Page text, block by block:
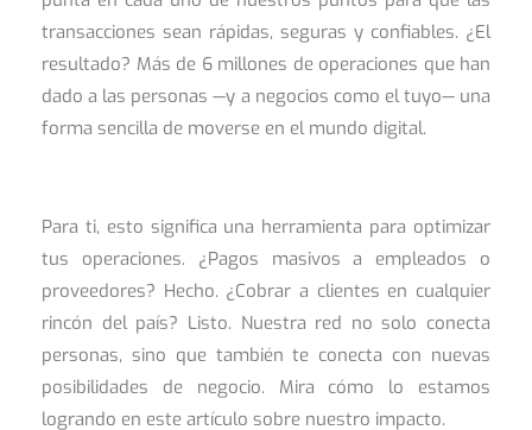
transacciones sean rápidas, seguras y confiables. ¿El
resultado? Más de 6 millones de operaciones que han
dado a las personas —y a negocios como el tuyo— una
forma sencilla de moverse en el mundo digital.
Para ti, esto significa una herramienta para optimizar
tus operaciones. ¿Pagos masivos a empleados o
proveedores? Hecho. ¿Cobrar a clientes en cualquier
rincón del país? Listo. Nuestra red no solo conecta
personas, sino que también te conecta con nuevas
posibilidades de negocio. Mira cómo lo estamos
logrando en este artículo sobre nuestro impacto.